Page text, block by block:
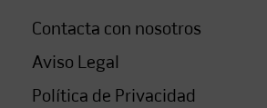
Contacta con nosotros
Aviso Legal
Política de Privacidad